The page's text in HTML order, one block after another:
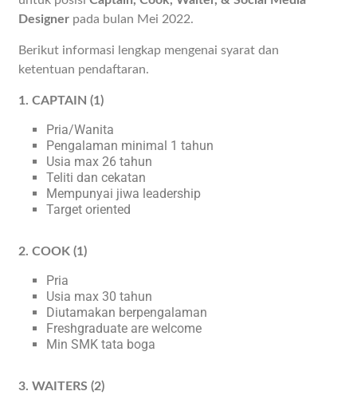
Designer pada bulan Mei 2022.
Berikut informasi lengkap mengenai syarat dan
ketentuan pendaftaran.
1. CAPTAIN (1)
Pria/Wanita
Pengalaman minimal 1 tahun
Usia max 26 tahun
Teliti dan cekatan
Mempunyai jiwa leadership
Target oriented
2. COOK (1)
Pria
Usia max 30 tahun
Diutamakan berpengalaman
Freshgraduate are welcome
Min SMK tata boga
3. WAITERS (2)